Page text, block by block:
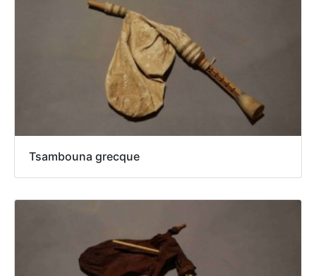
Tsambouna grecque